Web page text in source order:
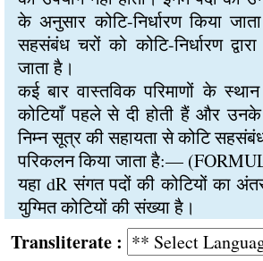
के अनुसार कोटि-निर्धारण किया
सहसंबंध चरों को कोटि-निर्धारण द्वारा
जाता है।
कई बार वास्तविक परिमाणों के
कोटियाँ पहले से दी होती हैं और
निम्न सूत्र की सहायता से कोटि
परिकलन किया जाता है:—
यहा dR संगत पदों की कोटियों का
युग्मित कोटियों की संख्या है।
: